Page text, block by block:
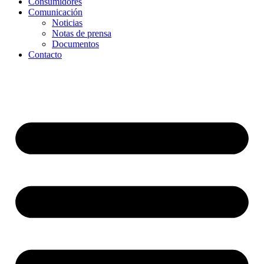
Comunicación
Noticias
Notas de prensa
Documentos
Contacto